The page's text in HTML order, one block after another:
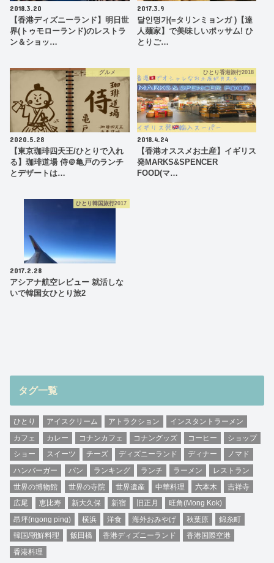
2018.3.20
【香港ディズニーランド】明日世
界(トゥモローランド)のレストラ
ン＆ショッ…
2017.3.9
달인명가(=タリンミョンガ )【達
人麺家】で美味しいポッサム! ひ
とりご…
グルメ
2020.5.28
【東京珈琲四天王/ひとりで入れ
る】珈琲道場 侍＠亀戸のランチ
とデザートは…
ひとり香港旅行2018
2018.4.24
【香港オススメお土産】イギリス
発MARKS&SPENCER
FOOD(マ…
ひとり韓国旅行2017
2017.2.28
アシアナ航空レビュー 就活しな
いで韓国女ひとり旅2
タグ一覧
ひとり アイスクリーム アトラクション
インスタントラーメン
カフェ
カレー コナンカフェ コナングッズ コーヒー
ショップ
ショー
スイーツ チーズ ディズニーランド ディナー
ノマド
ハンバーガー
パン ランキング ランチ ラーメン
レストラン
世界の博物館
世界の寺院 世界遺産 中華料理 六本木
吉祥寺
広尾
恵比寿 新大久保 新宿 旧正月
旺角(Mong Kok)
昂坪(ngong ping)
横浜 洋食 海外おみやげ 秋葉原
錦糸町
韓国/朝鮮料理
飯田橋 香港ディズニーランド
香港国際空港
香港料理